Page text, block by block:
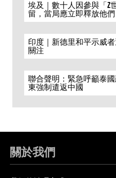
埃及｜數十人因參與「Z
留，當局應立即釋放他們
印度｜新德里和平示威
關注
聯合聲明：緊急呼籲泰
東強制遣返中國
關於我們